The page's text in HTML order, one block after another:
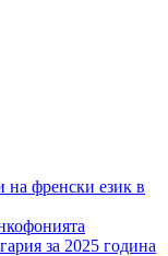
на френски език в
за 2025 година